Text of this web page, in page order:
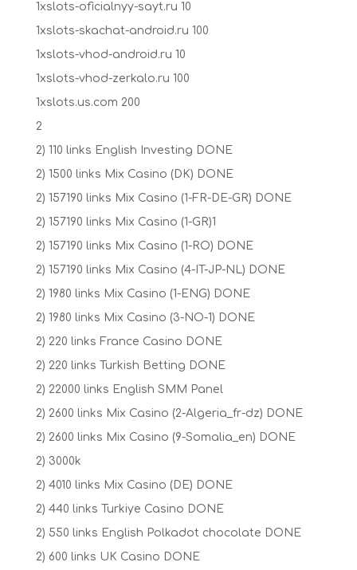
1xslots-oficialnyy-sayt.ru 10
1xslots-skachat-android.ru 100
1xslots-vhod-android.ru 10
1xslots-vhod-zerkalo.ru 100
1xslots.us.com 200
2
2) 110 links English Investing DONE
2) 1500 links Mix Casino (DK) DONE
2) 157190 links Mix Casino (1-FR-DE-GR) DONE
2) 157190 links Mix Casino (1-GR)1
2) 157190 links Mix Casino (1-RO) DONE
2) 157190 links Mix Casino (4-IT-JP-NL) DONE
2) 1980 links Mix Casino (1-ENG) DONE
2) 1980 links Mix Casino (3-NO-1) DONE
2) 220 links France Casino DONE
2) 220 links Turkish Betting DONE
2) 22000 links English SMM Panel
2) 2600 links Mix Casino (2-Algeria_fr-dz) DONE
2) 2600 links Mix Casino (9-Somalia_en) DONE
2) 3000k
2) 4010 links Mix Casino (DE) DONE
2) 440 links Turkiye Casino DONE
2) 550 links English Polkadot chocolate DONE
2) 600 links UK Casino DONE